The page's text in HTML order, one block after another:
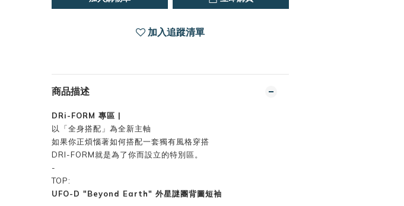
加入追蹤清單
商品描述
DRi-FORM 專區 |
以「全身搭配」為全新主軸
如果你正煩惱著如何搭配一套獨有風格穿搭
DRI-FORM就是為了你而設立的特別區。
-
TOP:
UFO-D "Beyond Earth" 外星謎團背圖短袖